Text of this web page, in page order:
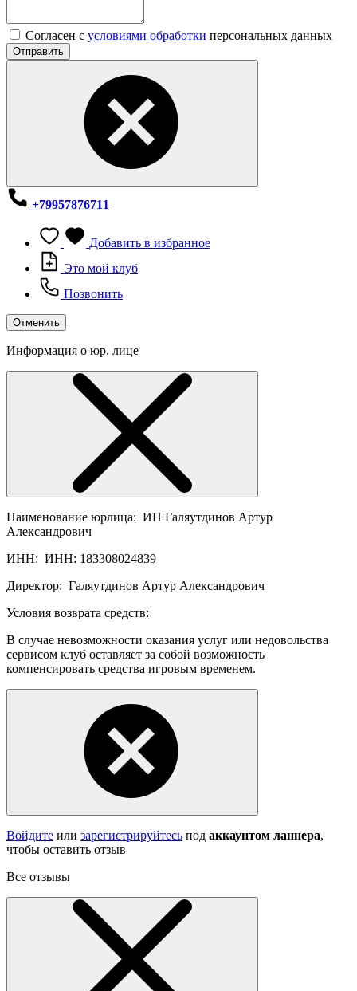
Согласен с условиями обработки персональных данных
Отправить
+79957876711
Добавить в избранное
Это мой клуб
Позвонить
Отменить
Информация о юр. лице
Наименование юрлица: ИП Галяутдинов Артур
Александрович
ИНН: ИНН: 183308024839
Директор: Галяутдинов Артур Александрович
Условия возврата средств:
В случае невозможности оказания услуг или недовольства
сервисом клуб оставляет за собой возможность
компенсировать средства игровым временем.
Войдите или зарегистрируйтесь под аккаунтом ланнера,
чтобы оставить отзыв
Все отзывы